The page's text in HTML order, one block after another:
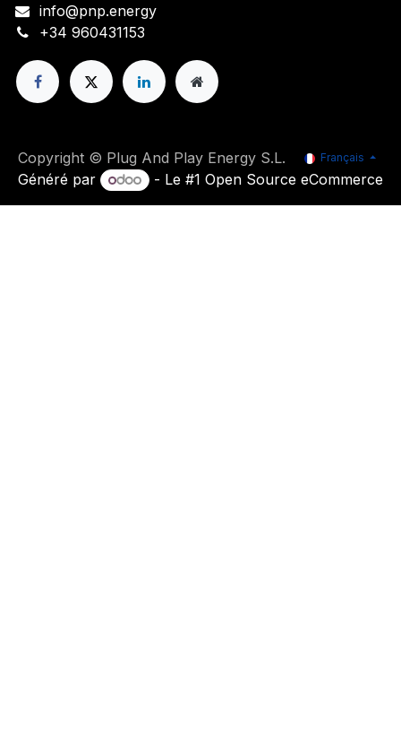
info@pnp.energy
+34 960431153
Copyright © Plug And Play Energy S.L. Français
Généré par - Le #1 Open Source eCommerce